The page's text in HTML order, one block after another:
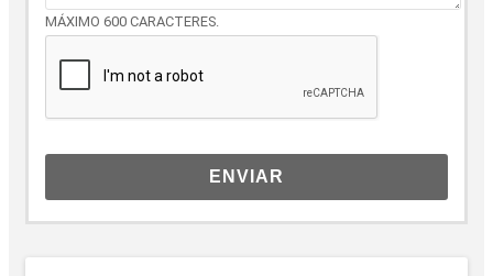
MÁXIMO 600 CARACTERES.
ENVIAR